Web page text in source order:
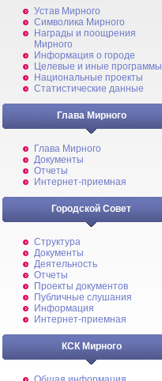
Устав Мирного
Символика Мирного
Награды и поощрения
Мирного
Информация о городе
Целевые и иные программы
Национальные проекты
Статистические данные
Глава Мирного
Глава Мирного
Документы
Отчеты
Интернет-приемная
Городской Совет
Структура
Документы
Деятельность
Отчеты
Проекты документов
Публичные слушания
Информация
Интернет-приемная
КСК Мирного